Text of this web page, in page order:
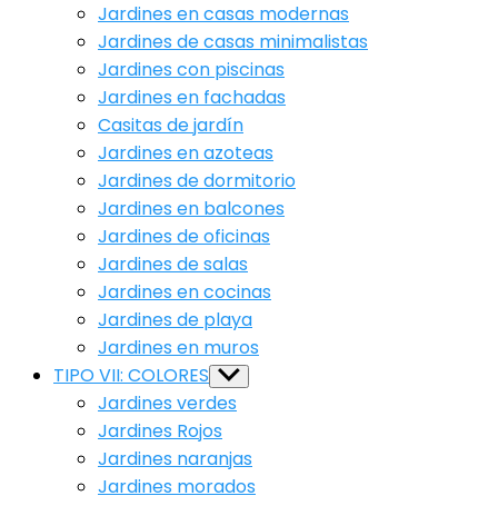
Jardines en casas modernas
Jardines de casas minimalistas
Jardines con piscinas
Jardines en fachadas
Casitas de jardín
Jardines en azoteas
Jardines de dormitorio
Jardines en balcones
Jardines de oficinas
Jardines de salas
Jardines en cocinas
Jardines de playa
Jardines en muros
TIPO VII: COLORES Show
sub
menu
Jardines verdes
Jardines Rojos
Jardines naranjas
Jardines morados